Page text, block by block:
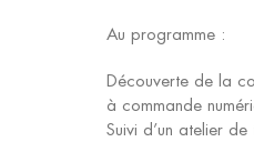
Au programme :
Découverte de la
à commande
Suivi d’un atelier